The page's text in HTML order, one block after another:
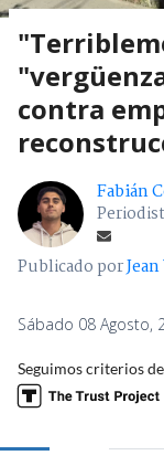
contra
Fabián
Publicado por
Sábado 08 Agosto,
Seguimos criterios de